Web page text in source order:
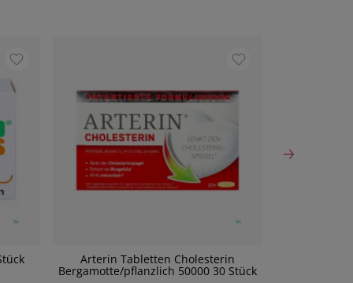
Arterin Tabletten Cholesterin
Bergamotte/pflanzlich 50000 30 Stück
P